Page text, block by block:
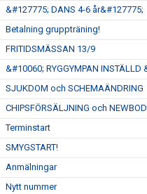
&#127775; DANS 4-6 år&#127775;
Betalning gruppträning!
FRITIDSMÄSSAN 13/9
&#10060; RYGGYMPAN INSTÄLLD
SJUKDOM och SCHEMAÄNDRING
CHIPSFÖRSÄLJNING och
Terminstart
SMYGSTART!
Anmälningar
Nytt nummer